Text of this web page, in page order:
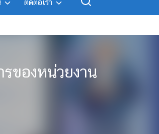
ติดต่อเรา
ของหน่วยงาน